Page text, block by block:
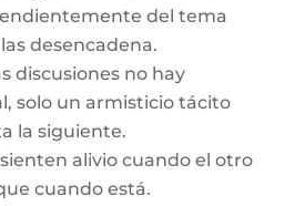
del tema
desencadena.
discusiones no hay
solo un armisticio tácito
la siguiente.
alivio cuando el otro
cuando está.